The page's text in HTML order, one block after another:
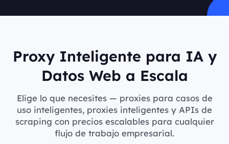
Proxy Inteligente para IA y
Datos Web a Escala
Elige lo que necesites — proxies para casos de
uso inteligentes, proxies inteligentes y APIs de
scraping con precios escalables para cualquier
flujo de trabajo empresarial.